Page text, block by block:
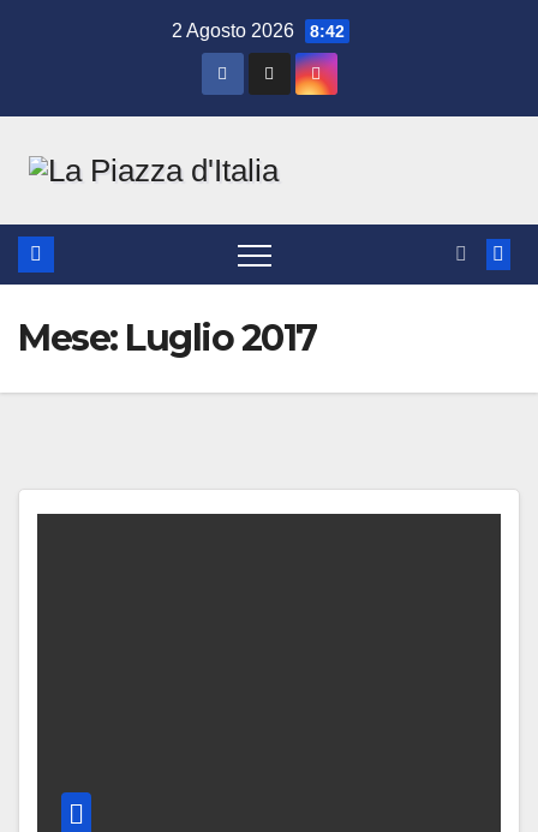
2 Agosto 2026 8:42
Mese: Luglio 2017